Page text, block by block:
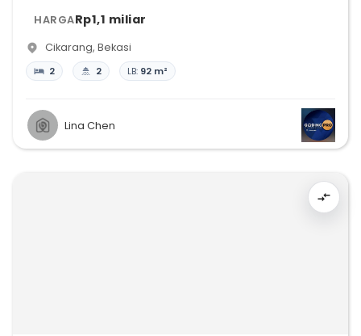
HARGARp1,1 miliar
Cikarang, Bekasi
2 2 LB: 92 m²
Lina Chen